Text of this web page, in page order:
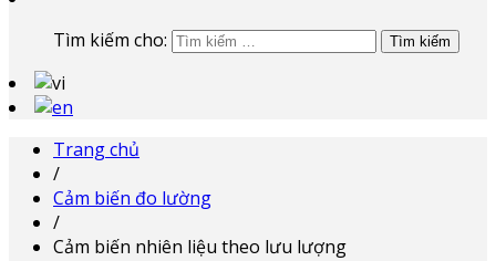
Tìm kiếm cho:
Trang chủ
/
Cảm biến đo lường
/
Cảm biến nhiên liệu theo lưu lượng